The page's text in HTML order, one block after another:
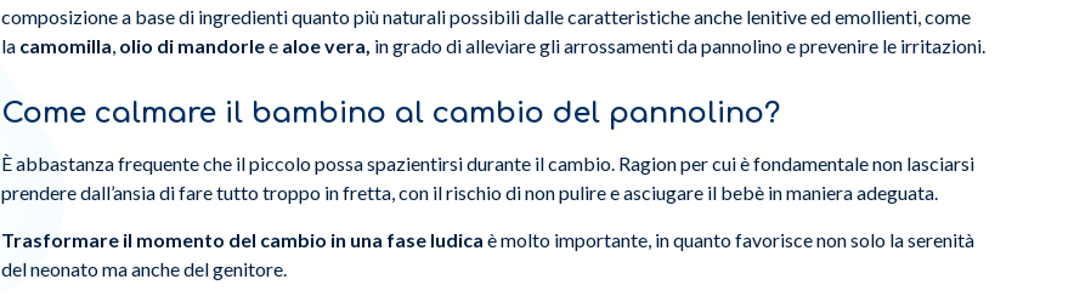
composizione a base di ingredienti quanto più naturali possibili dalle caratteristiche anche lenitive ed emollienti, come
la camomilla, olio di mandorlee aloe vera, in grado di alleviare gli arrossamenti da pannolino e prevenire le irritazioni.
Come calmare il bambino al cambio del pannolino?
È abbastanza frequente che il piccolo possa spazientirsi durante il cambio. Ragion per cui è fondamentale non lasciarsi
prendere dall’ansia di fare tutto troppo in fretta, con il rischio di non pulire e asciugare il bebè in maniera adeguata.
Trasformare il momento del cambio in una fase ludica è molto importante, in quanto favorisce non solo la serenità
del neonato ma anche del genitore.